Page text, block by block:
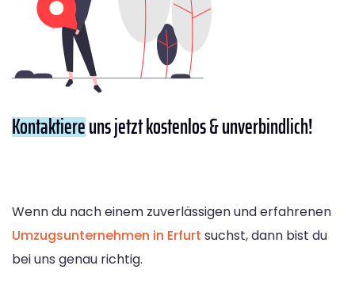
Kontaktiereuns jetzt kostenlos & unverbindlich!
Wenn du nach einem zuverlässigen und erfahrenen
Umzugsunternehmen in Erfurt suchst, dann bist du
bei uns genau richtig.